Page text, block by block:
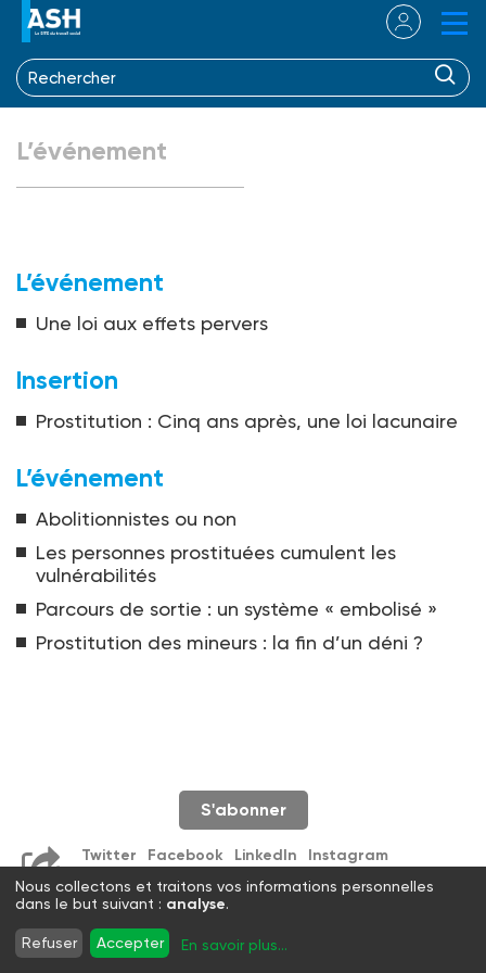
L’événement
L’événement
Une loi aux effets pervers
Insertion
Prostitution : Cinq ans après, une loi lacunaire
L’événement
Abolitionnistes ou non
Les personnes prostituées cumulent les
vulnérabilités
Parcours de sortie : un système « embolisé »
Prostitution des mineurs : la fin d’un déni ?
S'abonner
Twitter Facebook LinkedIn
Instagram
Nous collectons et traitons vos informations personnelles
dans le but suivant : analyse.
Refuser Accepter En savoir plus...